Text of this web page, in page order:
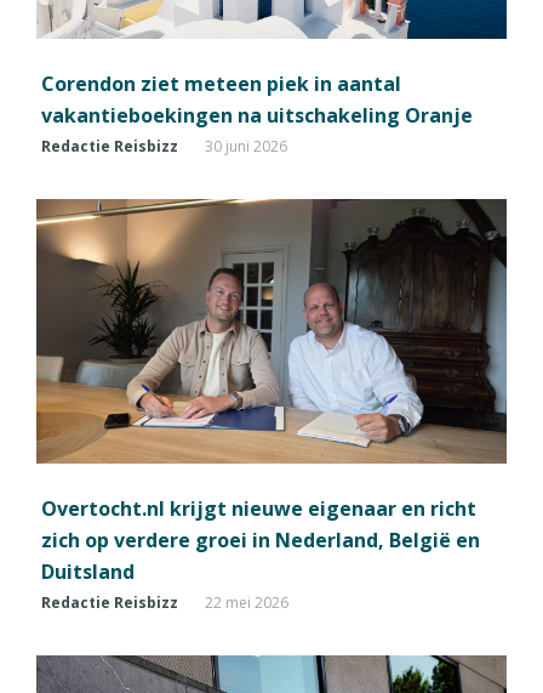
Corendon ziet meteen piek in aantal
vakantieboekingen na uitschakeling Oranje
Redactie Reisbizz 30 juni 2026
Overtocht.nl krijgt nieuwe eigenaar en richt
zich op verdere groei in Nederland, België en
Duitsland
Redactie Reisbizz 22 mei 2026